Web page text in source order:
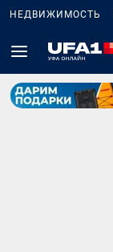
НЕДВИЖИМОСТЬ